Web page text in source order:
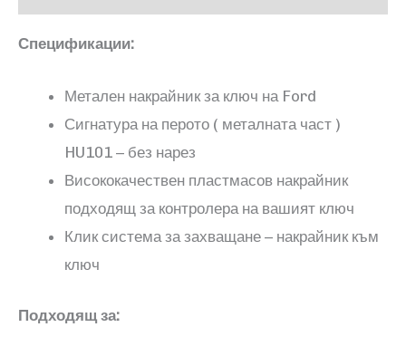
Спецификации:
Метален накрайник за ключ на Ford
Сигнатура на перото ( металната част )
HU101 – без нарез
Висококачествен пластмасов накрайник
подходящ за контролера на вашият ключ
Клик система за захващане – накрайник към
ключ
Подходящ за: